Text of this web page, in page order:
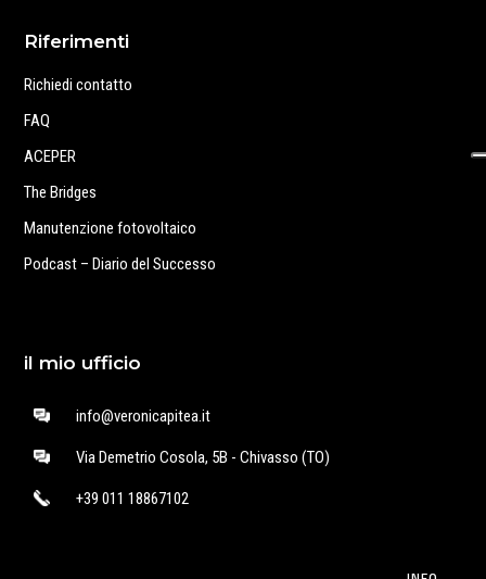
Riferimenti
Richiedi contatto
FAQ
ACEPER
The Bridges
Manutenzione fotovoltaico
Podcast – Diario del Successo
il mio ufficio
info@veronicapitea.it
Via Demetrio Cosola, 5B - Chivasso (TO)
+39 011 18867102